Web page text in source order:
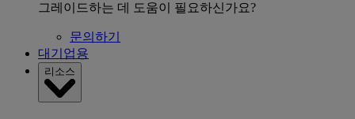
그레이드하는 데 도움이 필요하신가요?
문의하기
대기업용
리소스